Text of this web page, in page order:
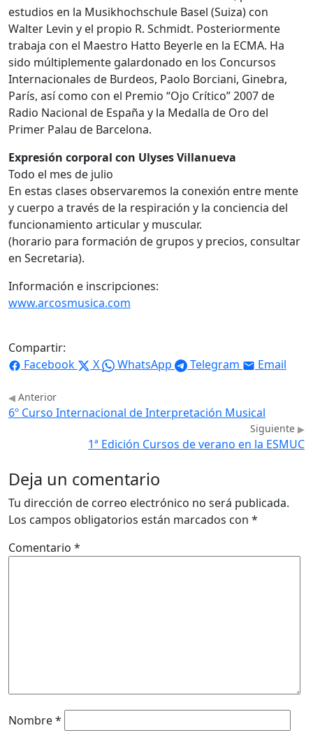
estudios en la Musikhochschule Basel (Suiza) con
Walter Levin y el propio R. Schmidt. Posteriormente
trabaja con el Maestro Hatto Beyerle en la ECMA. Ha
sido múltiplemente galardonado en los Concursos
Internacionales de Burdeos, Paolo Borciani, Ginebra,
París, así como con el Premio “Ojo Crítico” 2007 de
Radio Nacional de España y la Medalla de Oro del
Primer Palau de Barcelona.
Expresión corporal con Ulyses Villanueva
Todo el mes de julio
En estas clases observaremos la conexión entre mente
y cuerpo a través de la respiración y la conciencia del
funcionamiento articular y muscular.
(horario para formación de grupos y precios, consultar
en Secretaria).
Información e inscripciones:
www.arcosmusica.com
Compartir:
Facebook
X WhatsApp Telegram Email
Anterior
6º Curso Internacional de Interpretación Musical
Siguiente
1ª Edición Cursos de verano en la ESMUC
Deja un comentario
Tu dirección de correo electrónico no será publicada.
Los campos obligatorios están marcados con *
Comentario *
Nombre*